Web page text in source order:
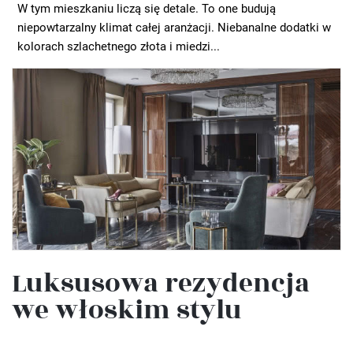
W tym mieszkaniu liczą się detale. To one budują
niepowtarzalny klimat całej aranżacji. Niebanalne dodatki w
kolorach szlachetnego złota i miedzi...
Luksusowa rezydencja
we włoskim stylu